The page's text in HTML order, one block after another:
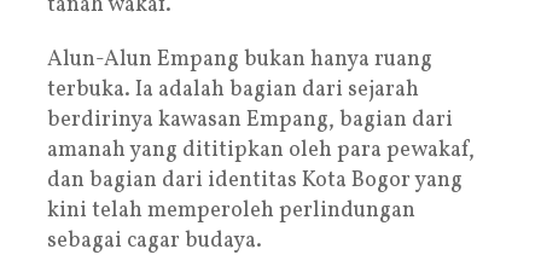
Alun-Alun Empang bukan hanya ruang
terbuka. Ia adalah bagian dari sejarah
berdirinya kawasan Empang, bagian dari
amanah yang dititipkan oleh para pewakaf,
dan bagian dari identitas Kota Bogor yang
kini telah memperoleh perlindungan
sebagai cagar budaya.